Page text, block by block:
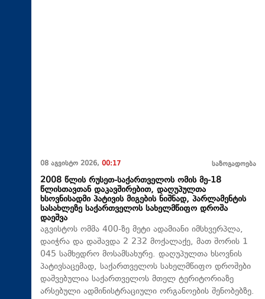
08 აგვისტო 2026, 00:17 საზოგადოება
2008 წლის რუსეთ-საქართველოს ომის მე-18
წლისთავთან დაკავშირებით, დაღუპულთა
ხსოვნისადმი პატივის მიგების ნიშნად, პარლამენტის
სასახლეზე საქართველოს სახელმწიფო დროშა
დაეშვა
აგვისტოს ომმა 400-ზე მეტი ადამიანი იმსხვერპლა,
დაიჭრა და დაშავდა 2 232 მოქალაქე, მათ შორის 1
045 სამხედრო მოსამსახურე. დაღუპულთა ხსოვნის
პატივსაცემად, საქართველოს სახელმწიფო დროშები
დაშვებულია საქართველოს მთელ ტერიტორიაზე
არსებული ადმინისტრაციული ორგანოების შენობებზე.